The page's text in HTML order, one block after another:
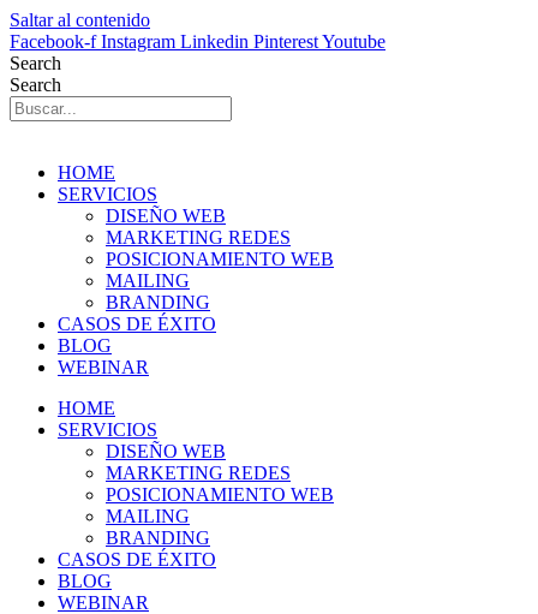
Saltar al contenido
Facebook-f Instagram Linkedin PinterestYoutube
Search
Search
HOME
SERVICIOS
DISEÑO WEB
MARKETING REDES
POSICIONAMIENTO WEB
MAILING
BRANDING
CASOS DE ÉXITO
BLOG
WEBINAR
HOME
SERVICIOS
DISEÑO WEB
MARKETING REDES
POSICIONAMIENTO WEB
MAILING
BRANDING
CASOS DE ÉXITO
BLOG
WEBINAR